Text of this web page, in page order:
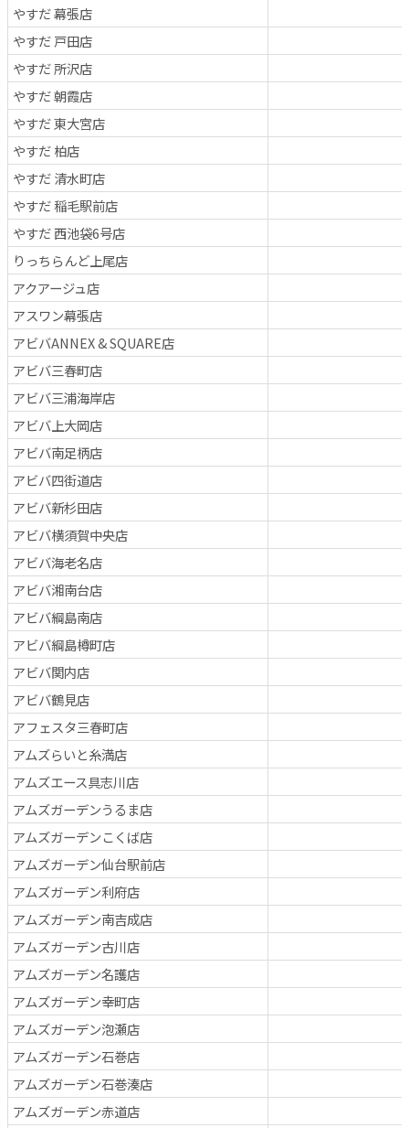
やすだ 幕張店
やすだ 戸田店
やすだ 所沢店
やすだ 朝霞店
やすだ 東大宮店
やすだ 柏店
やすだ 清水町店
やすだ 稲毛駅前店
やすだ 西池袋6号店
りっちらんど上尾店
アクアージュ店
アスワン幕張店
アビバANNEX & SQUARE店
アビバ三春町店
アビバ三浦海岸店
アビバ上大岡店
アビバ南足柄店
アビバ四街道店
アビバ新杉田店
アビバ横須賀中央店
アビバ海老名店
アビバ湘南台店
アビバ綱島南店
アビバ綱島樽町店
アビバ関内店
アビバ鶴見店
アフェスタ三春町店
アムズらいと糸満店
アムズエース具志川店
アムズガーデンうるま店
アムズガーデンこくば店
アムズガーデン仙台駅前店
アムズガーデン利府店
アムズガーデン南吉成店
アムズガーデン古川店
アムズガーデン名護店
アムズガーデン幸町店
アムズガーデン泡瀬店
アムズガーデン石巻店
アムズガーデン石巻湊店
アムズガーデン赤道店